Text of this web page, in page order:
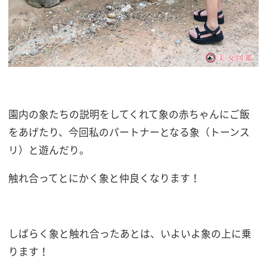
園内の象たちの説明をしてくれて象の赤ちゃんにご飯
をあげたり、今回私のパートナーとなる象（トーンス
リ）と遊んだり。
触れ合ってとにかく象と仲良くなります！
しばらく象と触れ合ったあとは、いよいよ象の上に乗
ります！